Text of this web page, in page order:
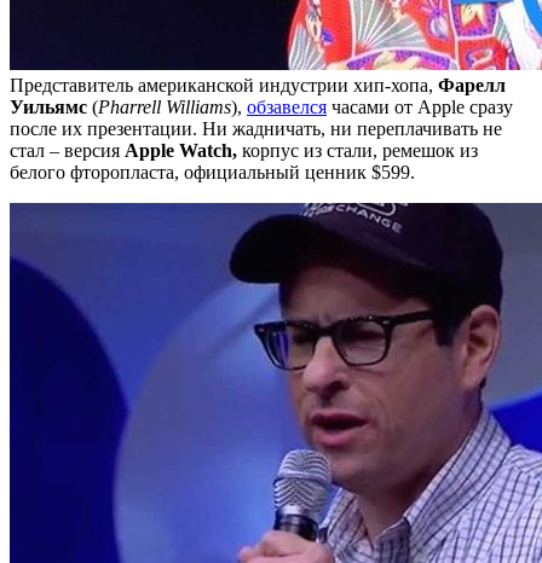
Представитель американской индустрии хип-хопа, Фарелл
Уильямс (Pharrell Williams), обзавелся часами от Apple сразу
после их презентации. Ни жадничать, ни переплачивать не
стал – версия Apple Watch, корпус из стали, ремешок из
белого фторопласта, официальный ценник $599.